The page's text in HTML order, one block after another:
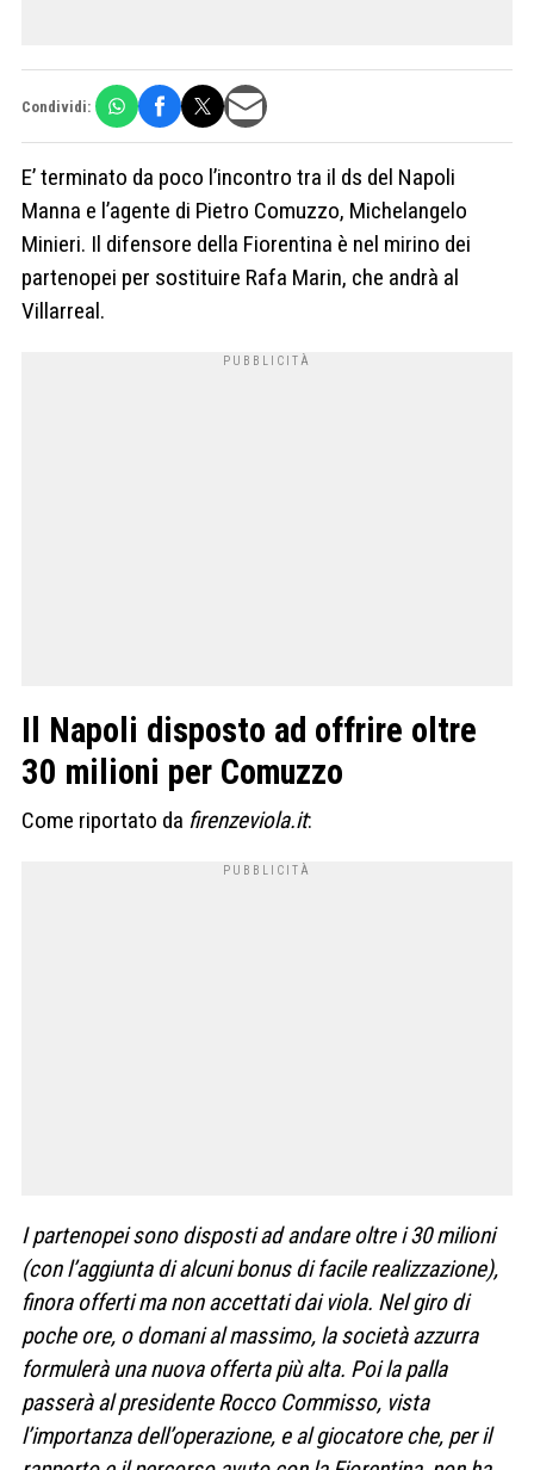
Condividi:
E’ terminato da poco l’incontro tra il ds del Napoli
Manna e l’agente di Pietro Comuzzo, Michelangelo
Minieri. Il difensore della Fiorentina è nel mirino dei
partenopei per sostituire Rafa Marin, che andrà al
Villarreal.
Il Napoli disposto ad offrire oltre
30 milioni per Comuzzo
Come riportato da firenzeviola.it:
I partenopei sono disposti ad andare oltre i 30 milioni
(con l’aggiunta di alcuni bonus di facile realizzazione),
finora offerti ma non accettati dai viola. Nel giro di
poche ore, o domani al massimo, la società azzurra
formulerà una nuova offerta più alta. Poi la palla
passerà al presidente Rocco Commisso, vista
l’importanza dell’operazione, e al giocatore che, per il